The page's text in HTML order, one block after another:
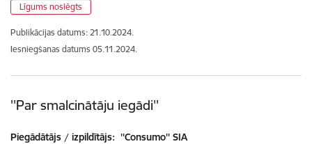
Līgums noslēgts
Publikācijas datums: 21.10.2024.
Iesniegšanas datums 05.11.2024.
''Par smalcinātāju iegādi''
Piegādātājs / izpildītājs: ''Consumo'' SIA